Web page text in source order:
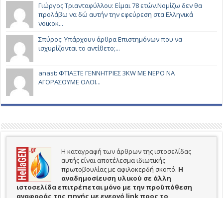
Γιώργος Τριανταφύλλου: Είμαι 78 ετών.Νομίζω δεν θα
προλάβω να δώ αυτήν την εφεύρεση στα Ελληνικά
νοικοκ...
Σπύρος: Υπάρχουν άρθρα Επιστημόνων που να
ισχυρίζονται το αντίθετο;...
anast: ΦΤΙΑΞΤΕ ΓΕΝΝΗΤΡΙΕΣ 3KW ΜΕ ΝΕΡΟ ΝΑ
ΑΓΟΡΑΣΟΥΜΕ ΟΛΟΙ...
Η καταγραφή των άρθρων της ιστοσελίδας
αυτής είναι αποτέλεσμα ιδιωτικής
πρωτοβουλίας με αφιλοκερδή σκοπό. H
αναδημοσίευση υλικού σε άλλη
ιστοσελίδα επιτρέπεται μόνο με την προϋπόθεση
αναφοράς της πηγής με ενεργό link προς το